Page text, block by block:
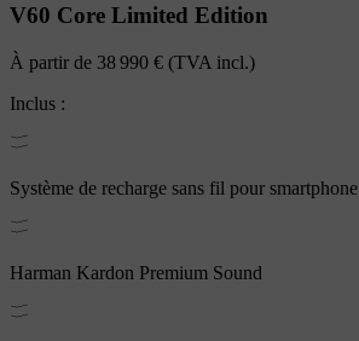
V60 Core Limited Edition
À partir de 38 990 € (TVA incl.)
Inclus :
Système de recharge sans fil pour smartphone
Harman Kardon Premium Sound